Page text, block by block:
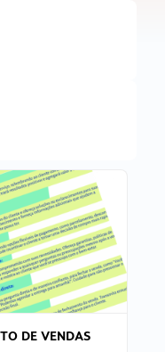
DE VENDAS